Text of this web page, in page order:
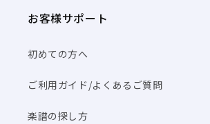
お客様サポート
初めての方へ
ご利用ガイド/よくあるご質問
楽譜の探し方